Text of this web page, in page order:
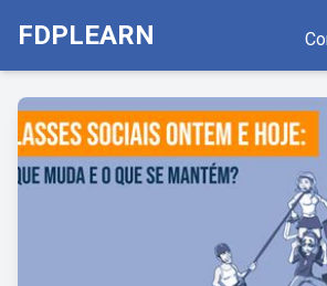
FDPLEARN